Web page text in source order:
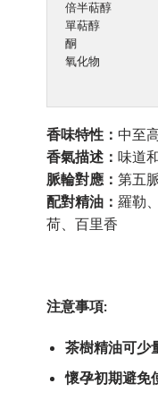
倍半萜醇
單萜醇
酮
氧化物
香味特性： 中至
香氣描述： 味道
脈輪對應： 第五
配對精油： 羅勒
荷、百里香
注意事項:
茶樹精油可少
懷孕初期避免